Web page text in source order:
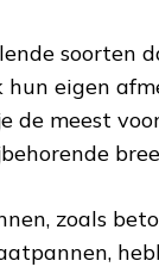
soorten
hun eigen
de meest
zoals